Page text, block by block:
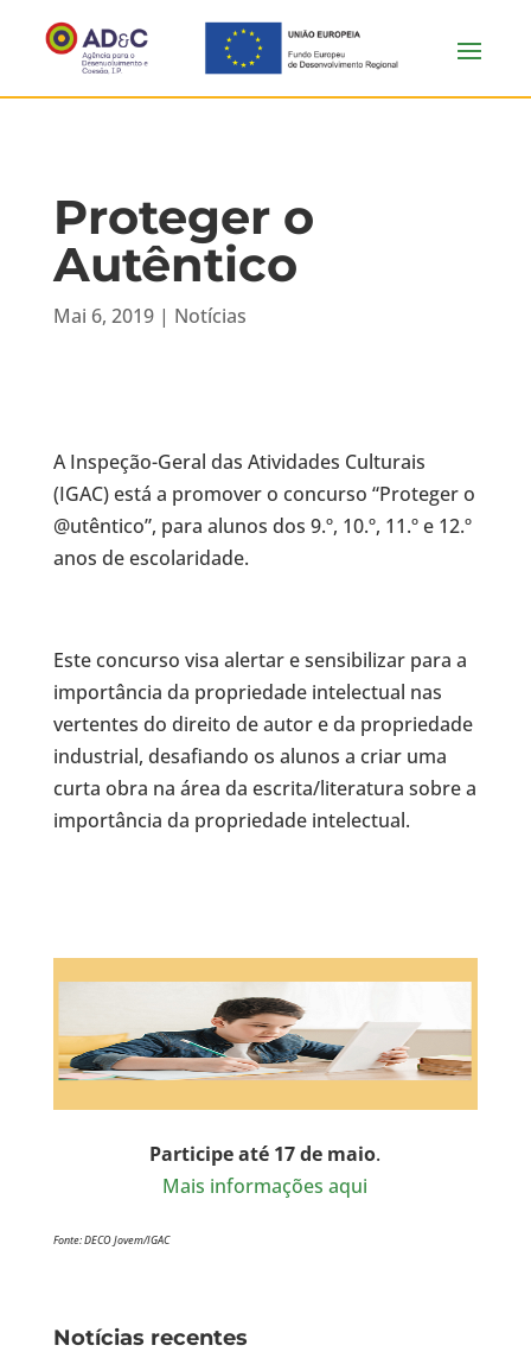
Proteger o
Autêntico
Mai 6, 2019| Notícias
A Inspeção-Geral das Atividades Culturais
(IGAC) está a promover o concurso “Proteger o
@utêntico”, para alunos dos 9.º, 10.º, 11.º e 12.º
anos de escolaridade.
Este concurso visa alertar e sensibilizar para a
importância da propriedade intelectual nas
vertentes do direito de autor e da propriedade
industrial, desafiando os alunos a criar uma
curta obra na área da escrita/literatura sobre a
importância da propriedade intelectual.
Participe até 17 de maio.
Mais informações aqui
Fonte: DECO Jovem/IGAC
Notícias recentes